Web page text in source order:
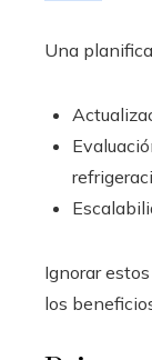
Una
Ignorar
los